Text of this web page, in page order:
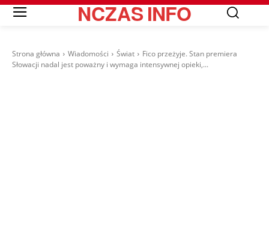
NCZASINFO
Strona główna Wiadomości Świat
Fico przeżyje. Stan premiera
Słowacji nadal jest poważny i wymaga intensywnej opieki,...